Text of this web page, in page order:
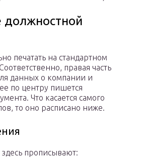
должностной
печатать на стандартном
правая часть
данных о компании и
по центру пишется
Что касается самого
то оно расписано ниже.
прописывают: